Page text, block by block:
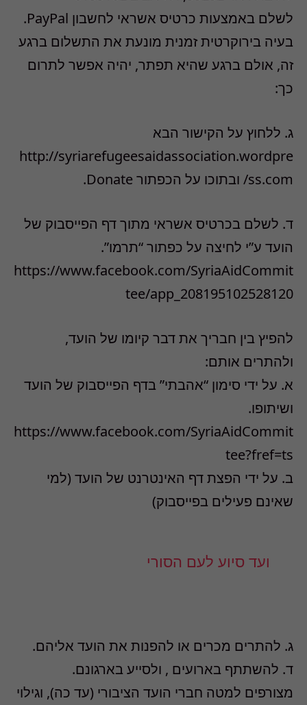
לשלם באמצעות כרטיס אשראי לחשבון PayPal.
בעיה בירוקרטית זמנית מונעת את התשלום ברגע
זה, אולם ברגע שהיא תפתר, יהיה אפשר לתרום
כך:
ג. ללחוץ על הקישור הבא
http://syriarefugeesaidassociation.wordpre
ss.com/ ובתוכו על הכפתור Donate.
ד. לשלם בכרטיס אשראי מתוך דף הפייסבוק של
הועד ע”י לחיצה על כפתור “תרמו”.
https://www.facebook.com/SyriaAidCommit
tee/app_208195102528120
להפיץ בין חבריך את דבר קיומו של הועד,
ולהתרים אותם:
א. על ידי סימון “אהבתי” בדף הפייסבוק של הועד
ושיתופו.
https://www.facebook.com/SyriaAidCommit
tee?fref=ts
ב. על ידי הפצת דף האינטרנט של הועד (למי
שאינם פעילים בפייסבוק)
ועד סיוע לעם הסורי
ג. להתרים מכרים או להפנות את הועד אליהם.
ד. להשתתף בארועים , ולסייע בארגונם.
מצורפים למטה חברי הועד הציבורי (עד כה), וגילוי